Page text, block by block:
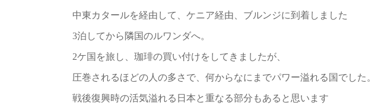
中東カタールを経由して、ケニア経由、ブルンジに到着しました
3泊してから隣国のルワンダへ。
2ケ国を旅し、珈琲の買い付けをしてきましたが、
圧巻されるほどの人の多さで、何からなにまでパワー溢れる国でした。
戦後復興時の活気溢れる日本と重なる部分もあると思います